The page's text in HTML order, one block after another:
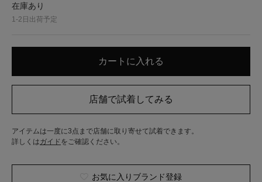
在庫あり
1-2日出荷予定
アイテムは一度に3点まで店舗に取り寄せて試着できます。
詳しくはガイド をご確認ください。
お気に入りブランド登録